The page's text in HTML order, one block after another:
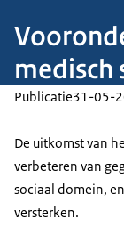
medisch
Publicatie31-05-
De uitkomst van
verbeteren van
sociaal domein,
versterken.